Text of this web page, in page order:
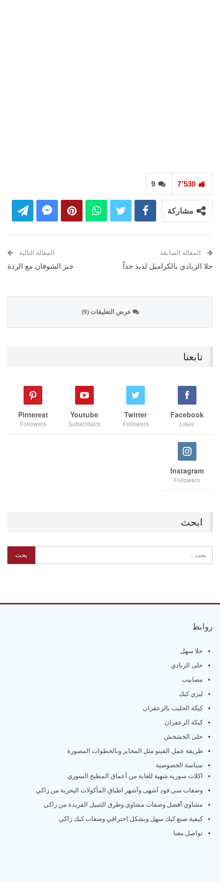
9 7٬530
مشاركة
المقالة السابقة
حلا الزبادي بالكراميل لذيذ جداً
المقالة التالية
خبز الشوفان مع الردة
عرض التعليقات (9)
تابعنا
Facebook
Likes
Twitter
Followers
Youtube
Subscribers
Pinterest
Followers
Instagram
Followers
ابحث
روابط
حلا سهل
حلى الزبادي
مصابيب
ليزي كيك
كيكة الحليب بالزعفران
كيكة الزعفران
حلى الخشخش
طريقة عمل الفينو مثل المخابز وبالخطوات المصورة
سياسة الخصوصية
اكلات سورية شهية للغاية من أعماق المطبخ السوري
وصفات سي فود أشهى وأشهر اطباق المأكولات البحرية من زاكي
مشاوي أفضل وصفات مشاوي وطرق التتبيل الفريدة من زاكي
كيفية صنع كيك سهل وبشكل احترافي وصفات كيك زاكي
تواصل معنا